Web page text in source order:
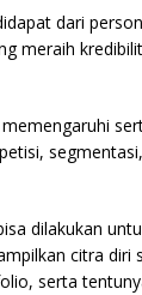
dari
meraih
dilakukan
citra diri
serta